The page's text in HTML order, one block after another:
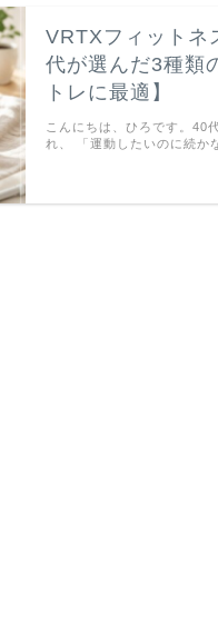
VRTXフィットネ
代が選んだ3種類
トレに最適】
こんにちは、ひろです。40
れ、 「運動したいのに続